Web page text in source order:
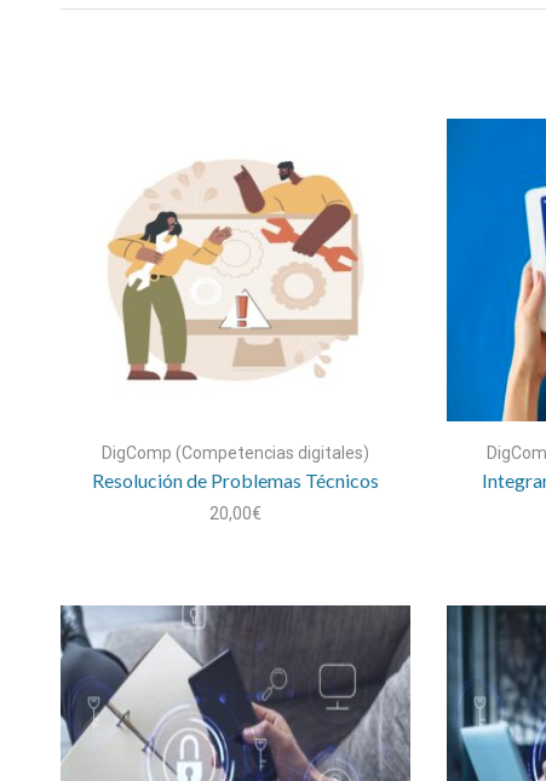
DigComp (Competencias digitales)
Resolución de Problemas Técnicos
20,00€